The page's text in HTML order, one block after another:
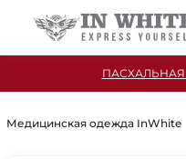
Медицинская одежда InWhite